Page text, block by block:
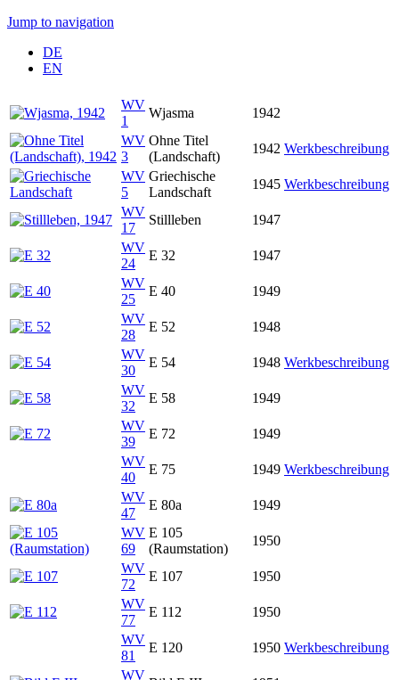
Jump to navigation
DE
EN
WV
1
Wjasma
1942
WV
3
Ohne Titel
(Landschaft)
1942 Werkbeschreibung
WV
5
Griechische
Landschaft
1945 Werkbeschreibung
WV
17
Stillleben
1947
WV
24
E 32
1947
WV
25
E 40
1949
WV
28
E 52
1948
WV
30
E 54 1948 Werkbeschreibung
WV
32
E 58
1949
WV
39
E 72
1949
WV
40
E 75 1949 Werkbeschreibung
WV
47
E 80a
1949
WV
69
E 105
(Raumstation)
1950
WV
72
E 107
1950
WV
77
E 112
1950
WV
81
E 120 1950 Werkbeschreibung
WV